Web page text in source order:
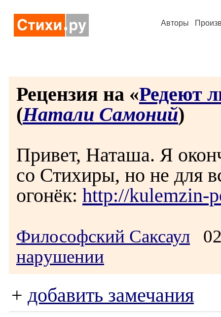
Авторы
Рецензия на «Редеют
(Натали Самоний)
Привет, Наташа. Я
со Стихиры, но не для
огонёк: http://kulemzin-
Философский Саксаул
нарушении
+ добавить замечания